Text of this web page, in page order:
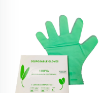
compostați din materiale
PLA PBAT amido de
porumb